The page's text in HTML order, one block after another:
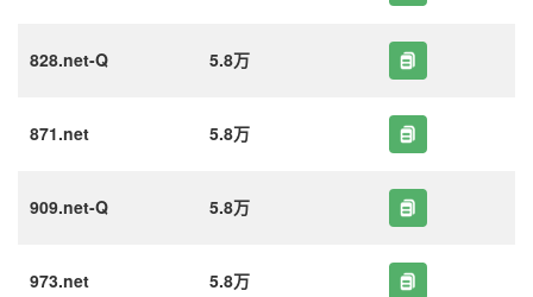
828.net-Q 5.8万
871.net 5.8万
909.net-Q 5.8万
973.net 5.8万